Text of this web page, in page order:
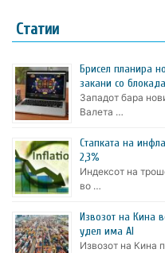
Статии
Брисел планира
закани со блокада
Западот бара
Валета …
Стапката на
2,3%
Индексот на
во …
Извозот на Кина
удел има AI
Извозот на Кина